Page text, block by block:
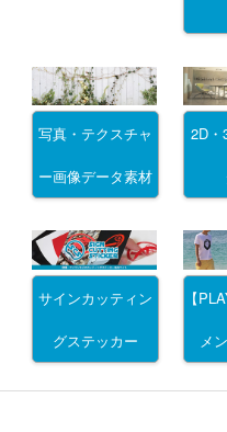
写真・テクスチャ
ー画像データ素材
2D・
サインカッティン
グステッカー
【
メ